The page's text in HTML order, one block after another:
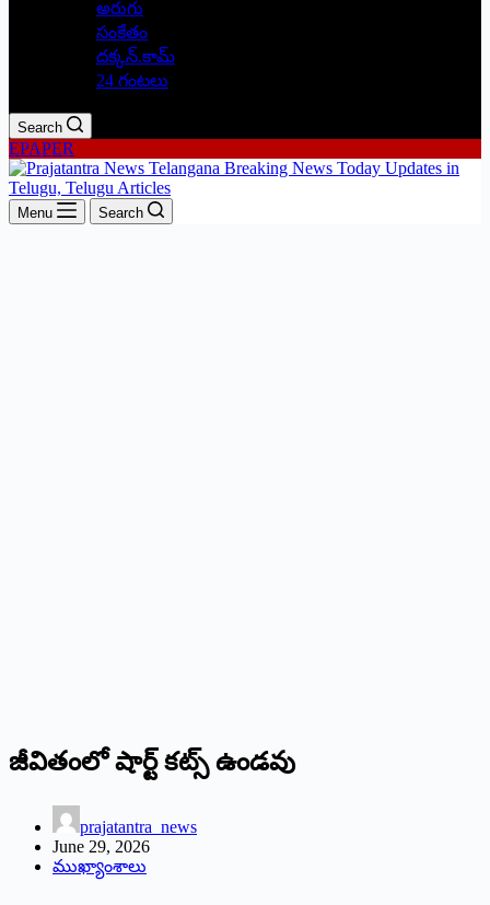
అరుగు
సంకేతం
దక్కన్.కామ్
24 గంటలు
Search
EPAPER
Menu Search
జీవితంలో షార్ట్ క‌ట్స్ ఉండ‌వు
prajatantra_news
June 29, 2026
ముఖ్యాంశాలు